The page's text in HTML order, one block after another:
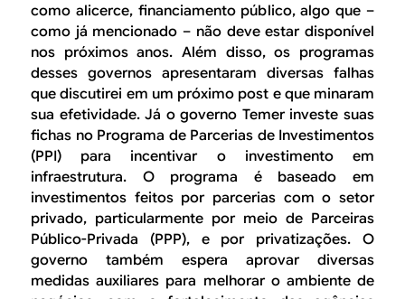
como alicerce, financiamento público, algo que –
como já mencionado – não deve estar disponível
nos próximos anos. Além disso, os programas
desses governos apresentaram diversas falhas
que discutirei em um próximo post e que minaram
sua efetividade. Já o governo Temer investe suas
fichas no Programa de Parcerias de Investimentos
(PPI) para incentivar o investimento em
infraestrutura. O programa é baseado em
investimentos feitos por parcerias com o setor
privado, particularmente por meio de Parceiras
Público-Privada (PPP), e por privatizações. O
governo também espera aprovar diversas
medidas auxiliares para melhorar o ambiente de